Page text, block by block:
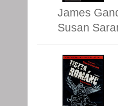
James
Susan